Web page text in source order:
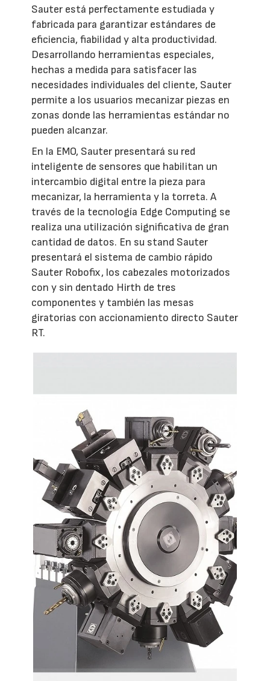
Sauter está perfectamente estudiada y
fabricada para garantizar estándares de
eficiencia, fiabilidad y alta productividad.
Desarrollando herramientas especiales,
hechas a medida para satisfacer las
necesidades individuales del cliente, Sauter
permite a los usuarios mecanizar piezas en
zonas donde las herramientas estándar no
pueden alcanzar.
En la EMO, Sauter presentará su red
inteligente de sensores que habilitan un
intercambio digital entre la pieza para
mecanizar, la herramienta y la torreta. A
través de la tecnología Edge Computing se
realiza una utilización significativa de gran
cantidad de datos. En su stand Sauter
presentará el sistema de cambio rápido
Sauter Robofix, los cabezales motorizados
con y sin dentado Hirth de tres
componentes y también las mesas
giratorias con accionamiento directo Sauter
RT.